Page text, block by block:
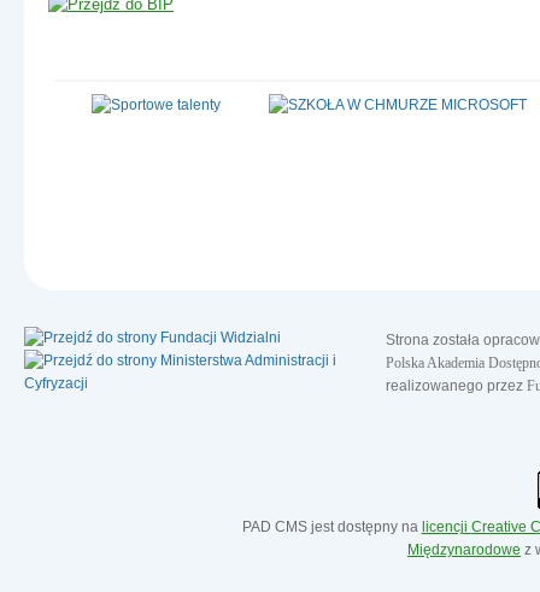
Strona została
Polska Akademia
realizowanego przez
PAD CMS jest dostępny na licencji Creative
Międzynarodowe z